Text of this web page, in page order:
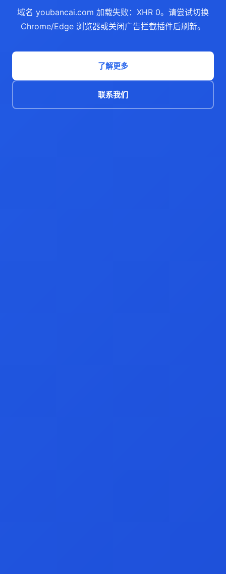
域名 youbancai.com 加载失败：XHR 0。请尝试切换
Chrome/Edge 浏览器或关闭广告拦截插件后刷新。
了解更多
联系我们